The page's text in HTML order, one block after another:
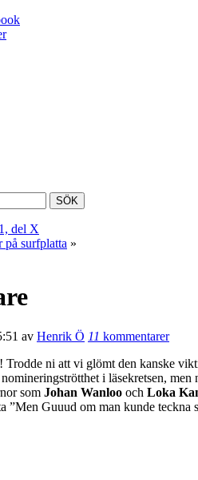
SÖK
del X
på surfplatta »
av Henrik Ö 11 kommentarer
Trodde ni att vi glömt den kanske
i läsekretsen,
som Johan Wanloo och Loka
”Men Guuud om man kunde teckna